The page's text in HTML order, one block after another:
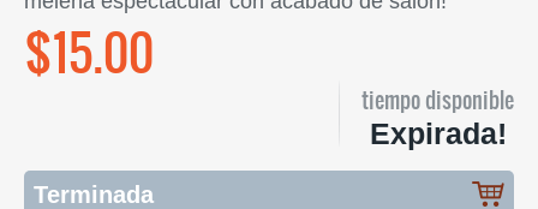
$15.00
tiempo disponible
Expirada!
Terminada